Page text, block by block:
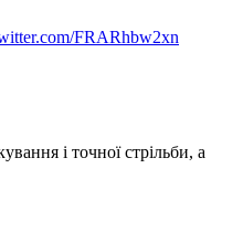
FRARhbw2xn
і точної стрільби, а